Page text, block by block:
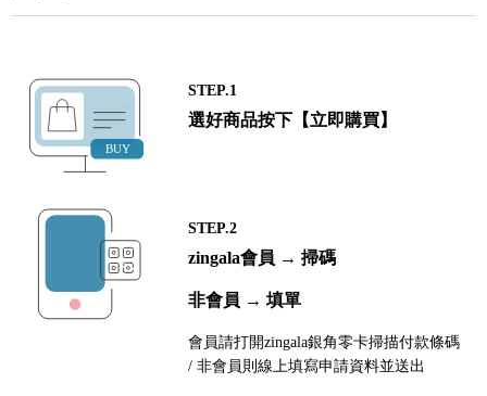
STEP.1
選好商品按下【立即購買】
STEP.2
zingala會員 → 掃碼
非會員 → 填單
會員請打開zingala銀角零卡掃描付款條碼
/ 非會員則線上填寫申請資料並送出